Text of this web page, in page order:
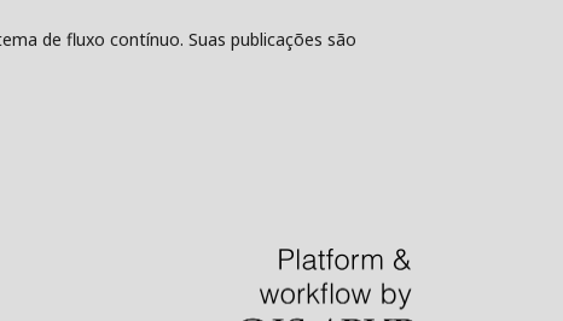
de fluxo contínuo. Suas publicações são